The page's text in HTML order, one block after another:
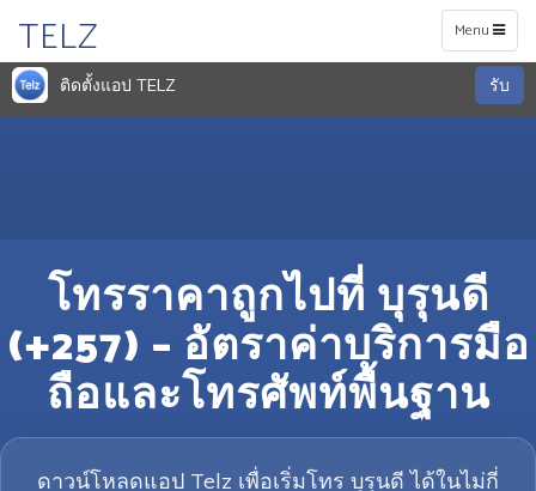
Toggle
navigation
Menu
TELZ
ติดตั้งแอป TELZ รับ
โทรราคาถูกไปที่ บุรุนดี
(+257) – อัตราค่าบริการมือ
ถือและโทรศัพท์พื้นฐาน
ดาวน์โหลดแอป Telz เพื่อเริ่มโทร บุรุนดี ได้ในไม่กี่